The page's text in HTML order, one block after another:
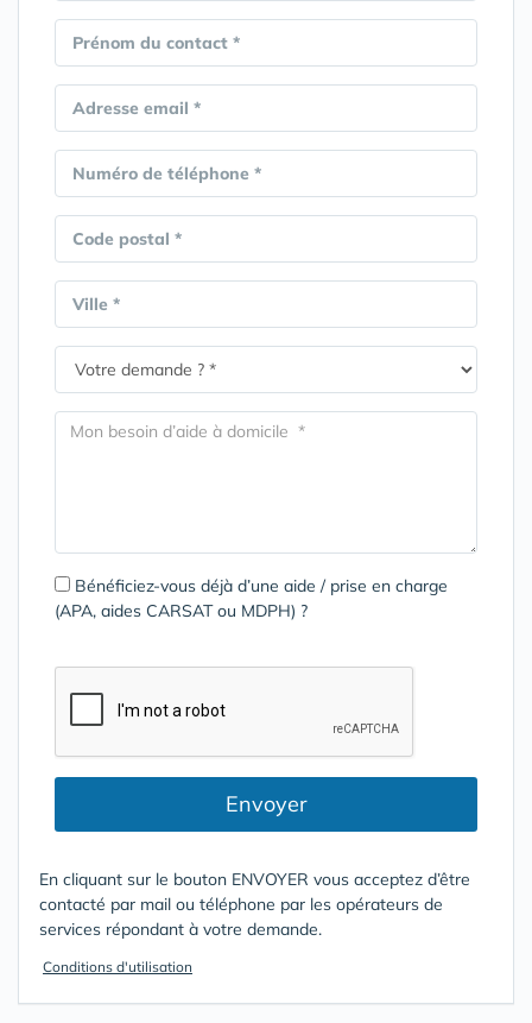
Prénom du contact *
Adresse email *
Numéro de téléphone *
Code postal *
Ville *
Bénéficiez-vous déjà d’une aide / prise en charge
(APA, aides CARSAT ou MDPH) ?
Envoyer
En cliquant sur le bouton ENVOYER vous acceptez d’être
contacté par mail ou téléphone par les opérateurs de
services répondant à votre demande.
Conditions d'utilisation